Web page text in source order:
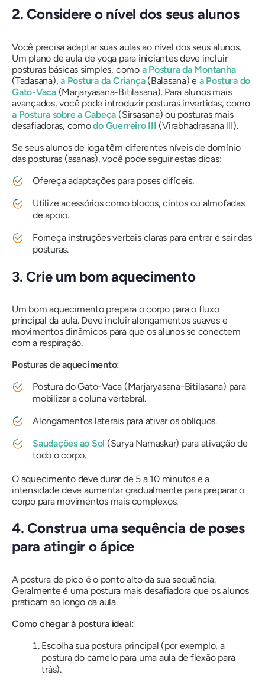
2. Considere o nível dos seus alunos
Você precisa adaptar suas aulas ao nível dos seus alunos.
Um plano de aula de yoga para iniciantes deve incluir
posturas básicas simples, como a Postura da Montanha
(Tadasana),a Postura da Criança(Balasana) e a Postura do
Gato-Vaca(Marjaryasana-Bitilasana). Para alunos mais
avançados, você pode introduzir posturas invertidas, como
a Postura sobre a Cabeça (Sirsasana) ou posturas mais
desafiadoras, comodo Guerreiro III (Virabhadrasana III).
Se seus alunos de ioga têm diferentes níveis de domínio
das posturas (asanas), você pode seguir estas dicas:
Ofereça adaptações para poses difíceis.
Utilize acessórios como blocos, cintos ou almofadas
de apoio.
Forneça instruções verbais claras para entrar e sair das
posturas.
3. Crie um bom aquecimento
Um bom aquecimento prepara o corpo para o fluxo
principal da aula. Deve incluir alongamentos suaves e
movimentos dinâmicos para que os alunos se conectem
com a respiração.
Posturas de aquecimento:
Postura do Gato-Vaca (Marjaryasana-Bitilasana) para
mobilizar a coluna vertebral.
Alongamentos laterais para ativar os oblíquos.
Saudações ao Sol (Surya Namaskar) para ativação de
todo o corpo.
O aquecimento deve durar de 5 a 10 minutos e a
intensidade deve aumentar gradualmente para preparar o
corpo para movimentos mais complexos.
4. Construa uma sequência de poses
para atingir o ápice
A postura de pico é o ponto alto da sua sequência.
Geralmente é uma postura mais desafiadora que os alunos
praticam ao longo da aula.
Como chegar à postura ideal:
Escolha sua postura principal (por exemplo, a
postura do camelo para uma aula de flexão para
trás).